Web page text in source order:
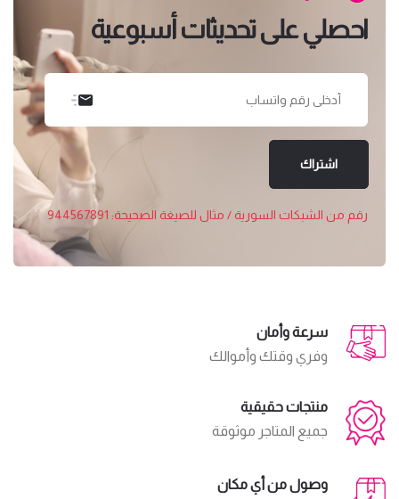
احصلي على تحديثات أسبوعية
اشتراك
رقم من الشبكات السورية / مثال للصيغة الصحيحة: 944567891
سرعة وأمان
وفري وقتك وأموالك
منتجات حقيقية
جميع المتاجر موثوقة
وصول من أي مكان